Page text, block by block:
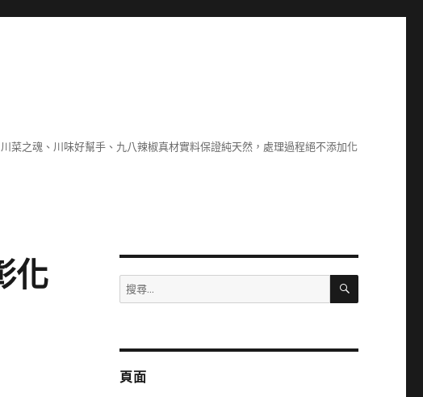
菜之魂、川味好幫手、九八辣椒真材實料保證純天然，處理過程絕不添加化
化
搜
尋
字:
搜
頁面